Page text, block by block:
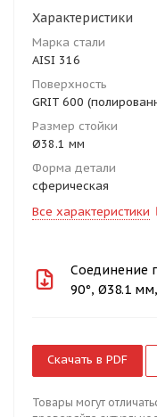
Характеристики
Марка стали
AISI 316
Поверхность
GRIT 600
Размер стойки
Ø38.1 мм
Форма детали
сферическая
Все характеристики
Соединение
90°, Ø38.1
Скачать в PDF
Товары могут